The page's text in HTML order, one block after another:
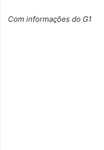
Com informações do G1